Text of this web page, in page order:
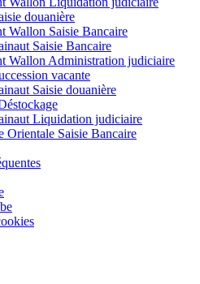
douanière
Wallon Saisie Bancaire
Saisie Bancaire
Wallon Administration judiciaire
vacante
Saisie douanière
Liquidation judiciaire
Orientale Saisie Bancaire